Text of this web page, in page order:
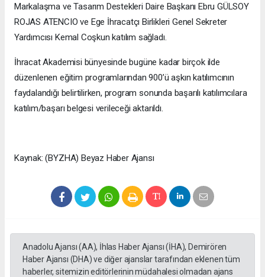
Markalaşma ve Tasarım Destekleri Daire Başkanı Ebru GÜLSOY
ROJAS ATENCIO ve Ege İhracatçı Birlikleri Genel Sekreter
Yardımcısı Kemal Coşkun katılım sağladı.
İhracat Akademisi bünyesinde bugüne kadar birçok ilde
düzenlenen eğitim programlarından 900’ü aşkın katılımcının
faydalandığı belirtilirken, program sonunda başarılı katılımcılara
katılım/başarı belgesi verileceği aktarıldı.
Kaynak: (BYZHA) Beyaz Haber Ajansı
Anadolu Ajansı (AA), İhlas Haber Ajansı (İHA), Demirören
Haber Ajansı (DHA) ve diğer ajanslar tarafından eklenen tüm
haberler, sitemizin editörlerinin müdahalesi olmadan ajans